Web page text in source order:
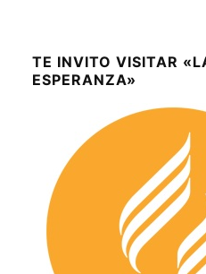
TE INVITO VISITAR
ESPERANZA»